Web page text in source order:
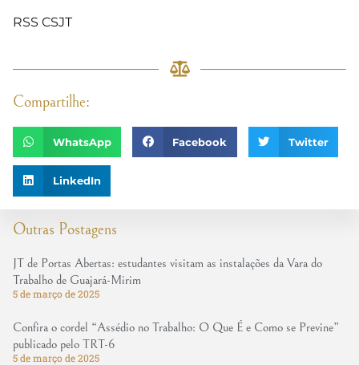
Outras Postagens
JT de Portas Abertas: estudantes visitam as instalações da Vara do
Trabalho de Guajará-Mirim
5 de março de 2025
Confira o cordel “Assédio no Trabalho: O Que É e Como se Previne”
publicado pelo TRT-6
5 de março de 2025
RSS CSJT
Compartilhe:
WhatsApp Facebook Twitter
LinkedIn